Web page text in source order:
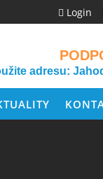
 Login
adresu: